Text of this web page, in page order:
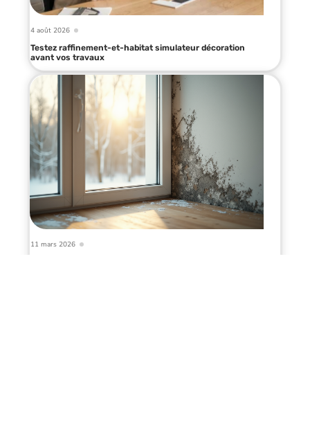
4 août 2026
Testez raffinement-et-habitat simulateur décoration
avant vos travaux
11 mars 2026